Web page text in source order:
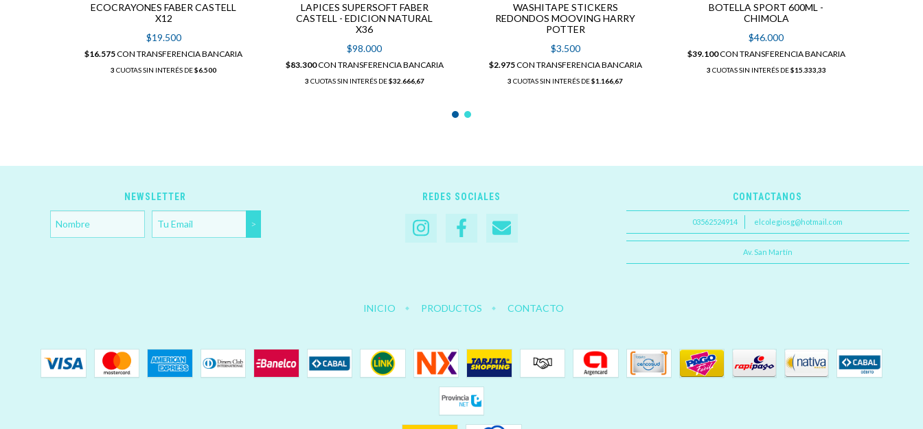
ECOCRAYONES FABER CASTELL
X12
$19.500
$16.575CON TRANSFERENCIA BANCARIA
3 CUOTAS SIN INTERÉS DE$6.500
LAPICES SUPERSOFT FABER
CASTELL - EDICION NATURAL
X36
$98.000
$83.300CON TRANSFERENCIA BANCARIA
3 CUOTAS SIN INTERÉS DE$32.666,67
WASHITAPE STICKERS
REDONDOS MOOVING HARRY
POTTER
$3.500
$2.975CON TRANSFERENCIA BANCARIA
3 CUOTAS SIN INTERÉS DE$1.166,67
BOTELLA SPORT 600ML -
CHIMOLA
$46.000
$39.100CON TRANSFERENCIA BANCARIA
3 CUOTAS SIN INTERÉS DE$15.333,33
NEWSLETTER REDES SOCIALES CONTACTANOS
03562524914 elcolegiosg@hotmail.com
Av. San Martín
INICIO PRODUCTOS CONTACTO